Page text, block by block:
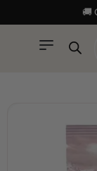
🚚